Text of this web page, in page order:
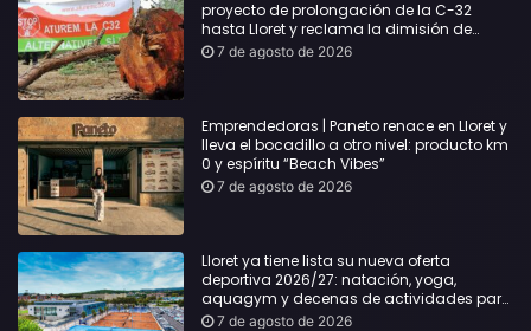
proyecto de prolongación de la C-32
hasta Lloret y reclama la dimisión de
Sílvia Paneque
7 de agosto de 2026
Emprendedoras | Paneto renace en Lloret y
lleva el bocadillo a otro nivel: producto km
0 y espíritu “Beach Vibes”
7 de agosto de 2026
Lloret ya tiene lista su nueva oferta
deportiva 2026/27: natación, yoga,
aquagym y decenas de actividades para
todas las edades
7 de agosto de 2026